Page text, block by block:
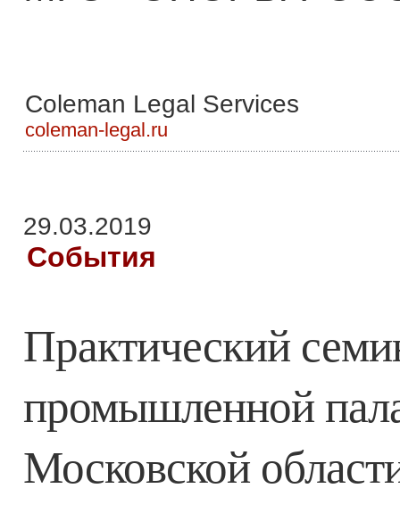
Coleman Legal Services
coleman-legal.ru
29.03.2019
События
Практический
промышленной
Московской